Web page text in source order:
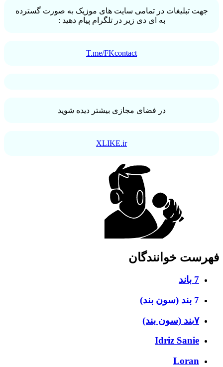
جهت تبلیغات در تمامی سایت های موزیک به صورت گسترده
به ای دی زیر در تلگرام پیام دهید :
T.me/FKcontact
در فضای مجازی بیشتر دیده شوید
XLIKE.ir
فهرست خوانندگان
7 باند
7 بند (سون بند)
۷بند (سون بند)
Idriz Sanie
Loran